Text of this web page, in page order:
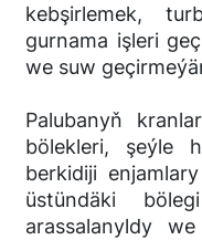
kebşirlemek,
gurnama işleri
we suw
Palubanyň
bölekleri, şeýle
berkidiji
üstündäki
arassalanyldy